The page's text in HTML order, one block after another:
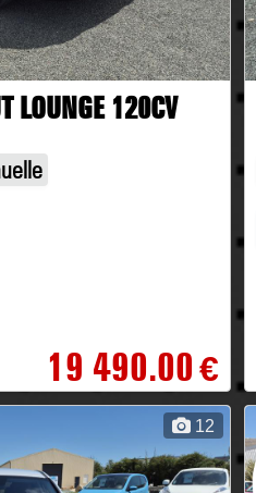
LOUNGE 120CV
19 490.00€
12